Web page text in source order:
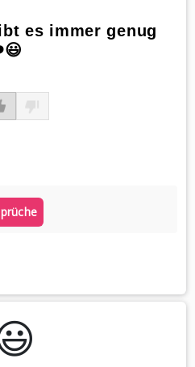
es immer genug